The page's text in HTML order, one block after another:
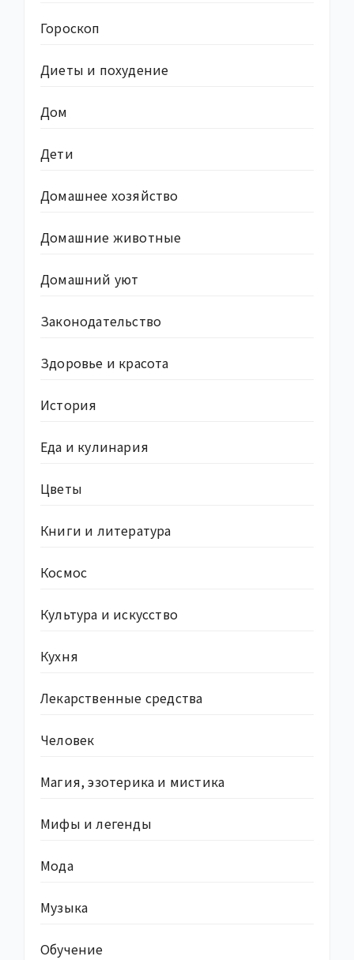
Гороскоп
Диеты и похудение
Дом
Дети
Домашнее хозяйство
Домашние животные
Домашний уют
Законодательство
Здоровье и красота
История
Еда и кулинария
Цветы
Книги и литература
Космос
Культура и искусство
Кухня
Лекарственные средства
Человек
Магия, эзотерика и мистика
Мифы и легенды
Мода
Музыка
Обучение